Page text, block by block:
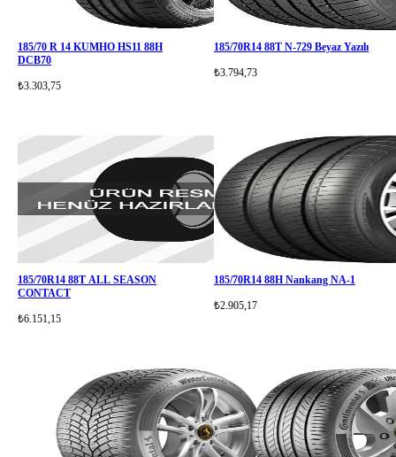
185/70 R 14 KUMHO HS11 88H
DCB70
₺3.303,75
185/70R14 88T N-729 Beyaz Yazılı
₺3.794,73
185/70R14 88T ALL SEASON
CONTACT
₺6.151,15
185/70R14 88H Nankang NA-1
₺2.905,17